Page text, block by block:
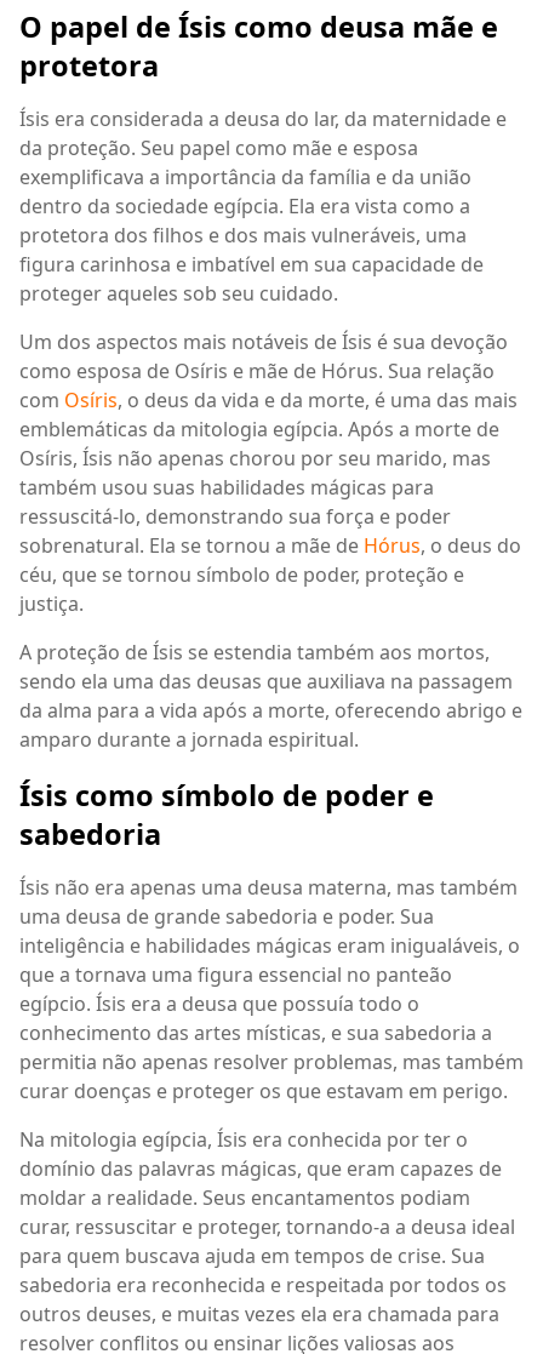
O papel de Ísis como deusa mãe e
protetora
Ísis era considerada a deusa do lar, da maternidade e
da proteção. Seu papel como mãe e esposa
exemplificava a importância da família e da união
dentro da sociedade egípcia. Ela era vista como a
protetora dos filhos e dos mais vulneráveis, uma
figura carinhosa e imbatível em sua capacidade de
proteger aqueles sob seu cuidado.
Um dos aspectos mais notáveis de Ísis é sua devoção
como esposa de Osíris e mãe de Hórus. Sua relação
com Osíris, o deus da vida e da morte, é uma das mais
emblemáticas da mitologia egípcia. Após a morte de
Osíris, Ísis não apenas chorou por seu marido, mas
também usou suas habilidades mágicas para
ressuscitá-lo, demonstrando sua força e poder
sobrenatural. Ela se tornou a mãe de Hórus, o deus do
céu, que se tornou símbolo de poder, proteção e
justiça.
A proteção de Ísis se estendia também aos mortos,
sendo ela uma das deusas que auxiliava na passagem
da alma para a vida após a morte, oferecendo abrigo e
amparo durante a jornada espiritual.
Ísis como símbolo de poder e
sabedoria
Ísis não era apenas uma deusa materna, mas também
uma deusa de grande sabedoria e poder. Sua
inteligência e habilidades mágicas eram inigualáveis, o
que a tornava uma figura essencial no panteão
egípcio. Ísis era a deusa que possuía todo o
conhecimento das artes místicas, e sua sabedoria a
permitia não apenas resolver problemas, mas também
curar doenças e proteger os que estavam em perigo.
Na mitologia egípcia, Ísis era conhecida por ter o
domínio das palavras mágicas, que eram capazes de
moldar a realidade. Seus encantamentos podiam
curar, ressuscitar e proteger, tornando-a a deusa ideal
para quem buscava ajuda em tempos de crise. Sua
sabedoria era reconhecida e respeitada por todos os
outros deuses, e muitas vezes ela era chamada para
resolver conflitos ou ensinar lições valiosas aos